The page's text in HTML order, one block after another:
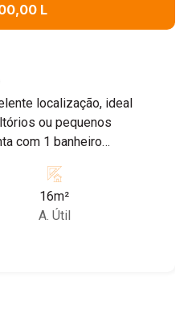
L
localização, ideal
ou pequenos
com 1 banheiro
Excelente
busca um espaço
de fácil acesso.
16m²
A. Útil